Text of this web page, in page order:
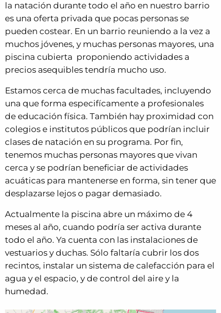
la natación durante todo el año en nuestro barrio
es una oferta privada que pocas personas se
pueden costear. En un barrio reuniendo a la vez a
muchos jóvenes, y muchas personas mayores, una
piscina cubierta proponiendo actividades a
precios asequibles tendría mucho uso.
Estamos cerca de muchas facultades, incluyendo
una que forma especifícamente a profesionales
de educación física. También hay proximidad con
colegios e institutos públicos que podrían incluir
clases de natación en su programa. Por fin,
tenemos muchas personas mayores que vivan
cerca y se podrían beneficiar de actividades
acuáticas para mantenerse en forma, sin tener que
desplazarse lejos o pagar demasiado.
Actualmente la piscina abre un máximo de 4
meses al año, cuando podría ser activa durante
todo el año. Ya cuenta con las instalaciones de
vestuarios y duchas. Sólo faltaría cubrir los dos
recintos, instalar un sistema de calefacción para el
agua y el espacio, y de control del aire y la
humedad.